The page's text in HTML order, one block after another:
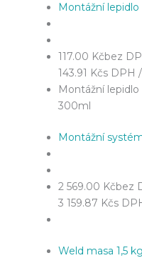
Montážní
117.00 Kčbez
143.91 Kčs DPH
Montážní
300ml
Montážní
2 569.00 Kčbez
3 159.87 Kčs
Weld masa 1,5 kg